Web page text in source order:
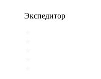
Экспедитор